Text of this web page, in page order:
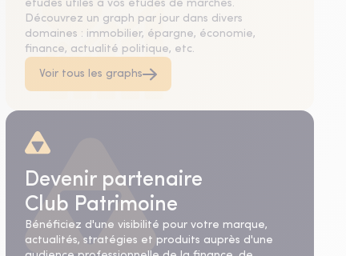
études utiles à vos études de marchés.
Découvrez un graph par jour dans divers
domaines : immobilier, épargne, économie,
finance, actualité politique, etc.
Voir tous les graphs
Devenir partenaire
Club Patrimoine
Bénéficiez d'une visibilité pour votre marque,
actualités, stratégies et produits auprès d'une